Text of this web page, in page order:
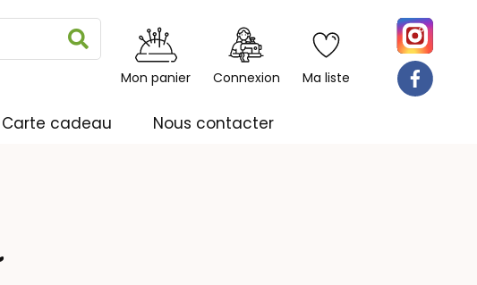
Rechercher
Mon panier Connexion Ma liste
Carte cadeau Nous contacter